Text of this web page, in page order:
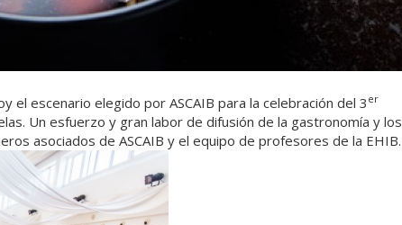
el escenario elegido por ASCAIB para la celebración del 3 er
Un esfuerzo y gran labor de difusión de la gastronomía y los
asociados de ASCAIB y el equipo de profesores de la EHIB.